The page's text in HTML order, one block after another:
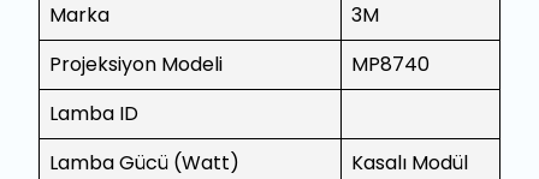
Marka
3M
Projeksiyon Modeli
MP8740
Lamba ID
Lamba Gücü (Watt)
Kasalı Modül